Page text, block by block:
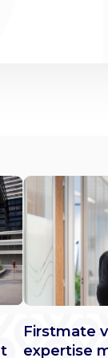
Firstmate
expertise